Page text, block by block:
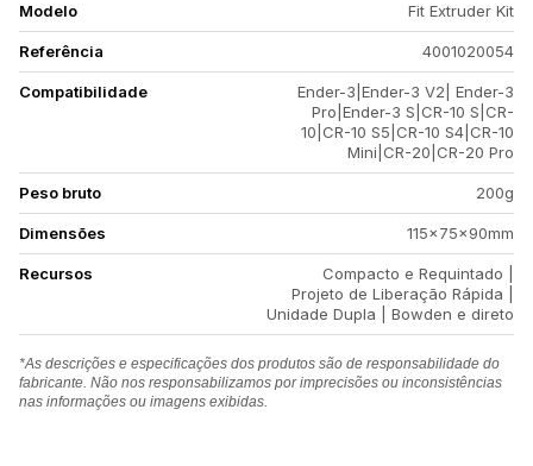
Modelo Fit Extruder Kit
Referência 4001020054
Compatibilidade
Ender-3|Ender-3 V2| Ender-3
Pro|Ender-3 S|CR-10 S|CR-
10|CR-10 S5|CR-10 S4|CR-10
Mini|CR-20|CR-20 Pro
Peso bruto 200g
Dimensões 115×75×90mm
Recursos
Compacto e Requintado |
Projeto de Liberação Rápida |
Unidade Dupla | Bowden e direto
*As descrições e especificações dos produtos são de responsabilidade do
fabricante. Não nos responsabilizamos por imprecisões ou inconsistências
nas informações ou imagens exibidas.